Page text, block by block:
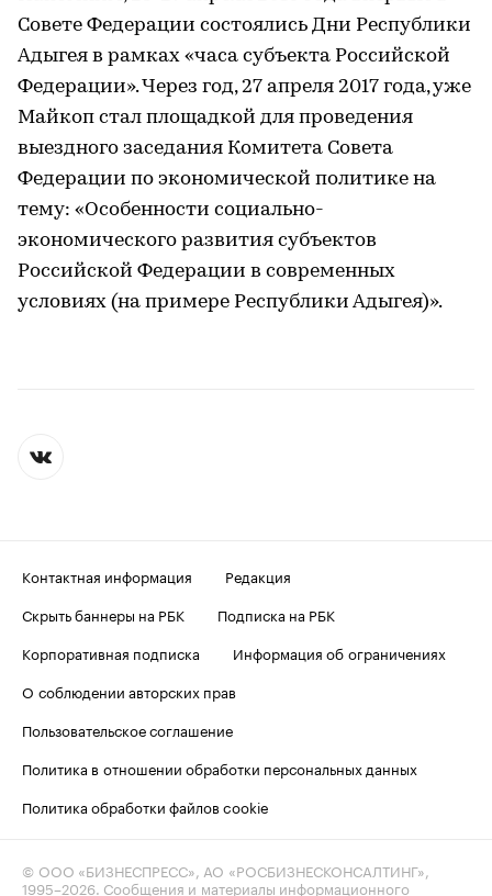
Совете Федерации состоялись Дни Республики
Адыгея в рамках «часа субъекта Российской
Федерации». Через год, 27 апреля 2017 года, уже
Майкоп стал площадкой для проведения
выездного заседания Комитета Совета
Федерации по экономической политике на
тему: «Особенности социально-
экономического развития субъектов
Российской Федерации в современных
условиях (на примере Республики Адыгея)».
Контактная информация
Редакция
Скрыть баннеры на РБК
Подписка на РБК
Корпоративная подписка
Информация об ограничениях
О соблюдении авторских прав
Пользовательское соглашение
Политика в отношении обработки персональных данных
Политика обработки файлов cookie
© ООО «БИЗНЕСПРЕСС», АО «РОСБИЗНЕСКОНСАЛТИНГ»,
1995–2026. Сообщения и материалы информационного